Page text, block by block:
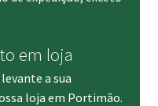
em loja
a sua
loja em Portimão.